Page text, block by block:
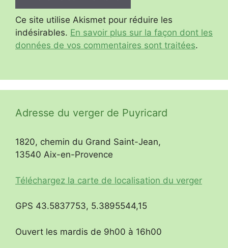
Ce site utilise Akismet pour réduire les
indésirables. En savoir plus sur la façon dont les
données de vos commentaires sont traitées.
Adresse du verger de Puyricard
1820, chemin du Grand Saint-Jean,
13540 Aix-en-Provence
Téléchargez la carte de localisation du verger
GPS 43.5837753, 5.3895544,15
Ouvert les mardis de 9h00 à 16h00